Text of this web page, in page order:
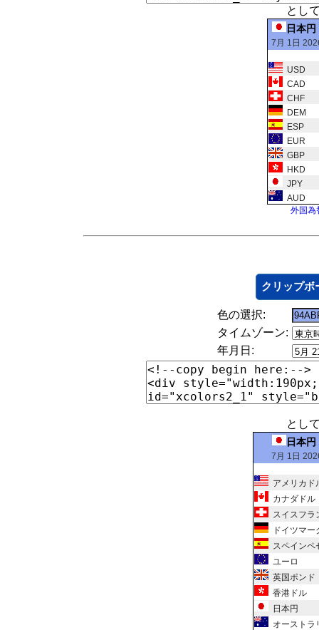
とし
日本
7月 1日
USD
CAD
CHF
DEM
ESP
EUR
GBP
HKD
JPY
AUD
外国為
クリップボ
色の選択:
タイムゾーン:
年月日:
とし
日本
7月 1日
アメリカド
カナダドル
スイスフラ
ドイツマー
スペインペ
ユーロ
英国ポンド
香港ドル
日本円
オーストラ